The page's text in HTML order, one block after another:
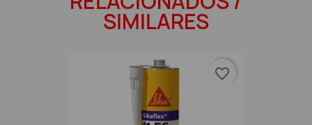
SIMILARES
favorite_border